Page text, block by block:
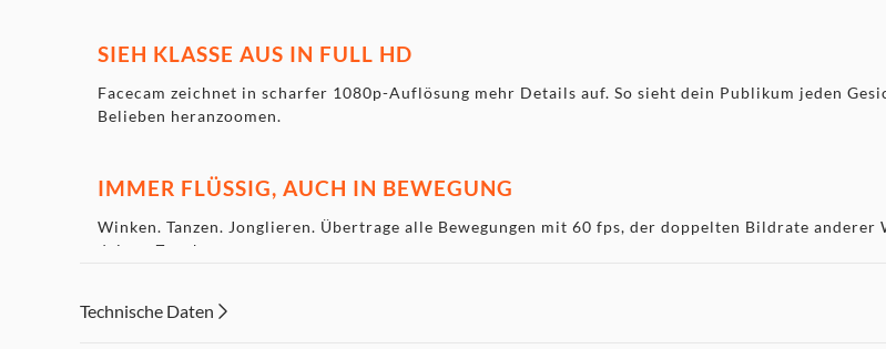
SIEH KLASSE AUS IN FULL HD
Facecam zeichnet in scharfer 1080p-Auflösung mehr Details auf. So sieht dein Publikum jeden
Belieben heranzoomen.
IMMER FLÜSSIG, AUCH IN BEWEGUNG
Winken. Tanzen. Jonglieren. Übertrage alle Bewegungen mit 60 fps, der doppelten Bildrate
deinen Zuschauern an.
LEBENSECHTER LOOK IN INTENSIVEN FARBEN
Technische Daten